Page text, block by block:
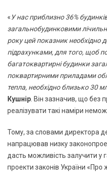
« У нас приблизно 36%
загальнобудинковими
року цей показник необхідно
підрахунками, для того, щоб
багатоквартирні будинки
поквартирними приладами
тепла, необхідно близько 30
Кушнір . Він зазначив, що без
реалізувати такі наміри
Тому, за словами директора
напрацював низку
дасть можливість залучити у
проекти законів України